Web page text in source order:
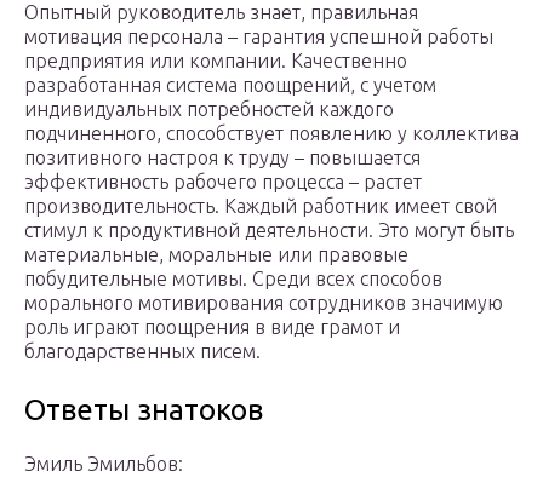
Опытный руководитель знает, правильная
мотивация персонала – гарантия успешной работы
предприятия или компании. Качественно
разработанная система поощрений, с учетом
индивидуальных потребностей каждого
подчиненного, способствует появлению у коллектива
позитивного настроя к труду – повышается
эффективность рабочего процесса – растет
производительность. Каждый работник имеет свой
стимул к продуктивной деятельности. Это могут быть
материальные, моральные или правовые
побудительные мотивы. Среди всех способов
морального мотивирования сотрудников значимую
роль играют поощрения в виде грамот и
благодарственных писем.
Ответы знатоков
Эмиль Эмильбов: